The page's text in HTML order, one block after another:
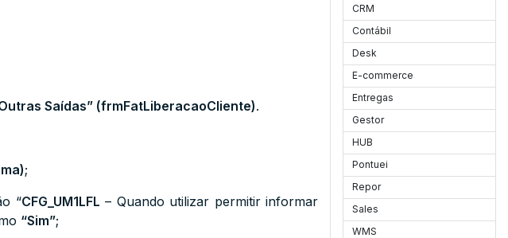
Saídas” (frmFatLiberacaoCliente).
);
“CFG_UM1LFL – Quando utilizar permitir informar
“Sim”;
CRM
Contábil
Desk
E-commerce
Entregas
Gestor
HUB
Pontuei
Repor
Sales
WMS